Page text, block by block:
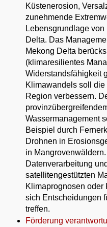
Küstenerosion,
zunehmende
Lebensgrundlage
Delta. Das
Mekong Delta
(klimaresilientes
Widerstandsfähigkeit
Klimawandels soll
Region verbessern.
Wassermanagement
Beispiel durch
Drohnen in
in
Datenverarbeitung
satellitengestützten
Klimaprognosen oder
sich Entscheidungen
treffen.
Förderung